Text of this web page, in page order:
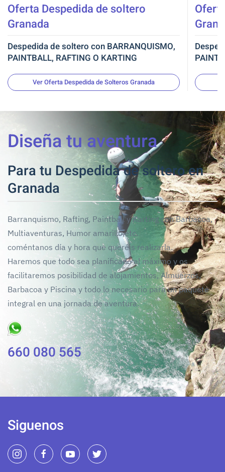
Oferta Despedida de soltero
Granada
Despedida de soltero con BARRANQUISMO,
PAINTBALL, RAFTING O KARTING
Ver Oferta Despedida de Solteros Granada
Diseña tu aventura
Para tu Despedida de soltero en
Granada
Barranquismo, Rafting, Paintball y Karting con Barbacoa,
Multiaventuras, Humor amarillo,etc.
coméntanos día y hora que queréis realizarla.
Haremos que todo sea planificado al máximo y os
facilitaremos posibilidad de alojamientos, Almuerzos,
Barbacoa y Piscina y todo lo necesario para un paquete
integral en una jornada de aventura.
660 080 565
Siguenos